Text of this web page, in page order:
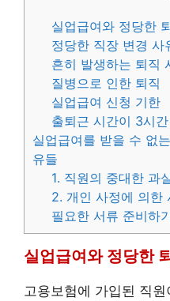
실업급여와 정당한
정당한 직장 변경 사
흔히 발생하는 퇴직
질병으로 인한 퇴직
실업급여 신청 기한
출퇴근 시간이 3시
실업급여를 받을 수 없
유들
1. 직원의 중대한 과
2. 개인 사정에 의한
필요한 서류 준비하
실업급여와 정당한
고용보험에 가입된 직